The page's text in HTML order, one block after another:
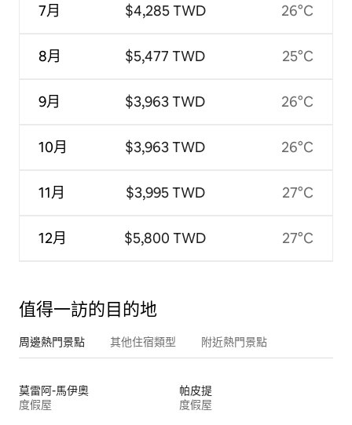
7月
8月
9月
10月
11月
12月
$4,285 TWD
$5,477 TWD
$3,963 TWD
$3,963 TWD
$3,995 TWD
$5,800 TWD
26°C
25°C
26°C
26°C
27°C
27°C
值得一訪的目的地
周邊熱門景點 其他住宿類型 附近熱門景點
莫雷阿-馬伊奧
度假屋
帕皮提
度假屋